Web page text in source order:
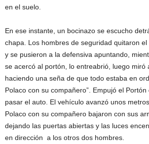
en el suelo.
En ese instante, un bocinazo se escucho
chapa. Los hombres de seguridad quitaron
y se pusieron a la defensiva apuntando,
se acercó al portón, lo entreabrió, luego miró
haciendo una seña de que todo estaba en
Polaco con su compañero”. Empujó el
pasar el auto. El vehículo avanzó unos
Polaco con su compañero bajaron con sus
dejando las puertas abiertas y las luces
en dirección a los otros dos hombres.